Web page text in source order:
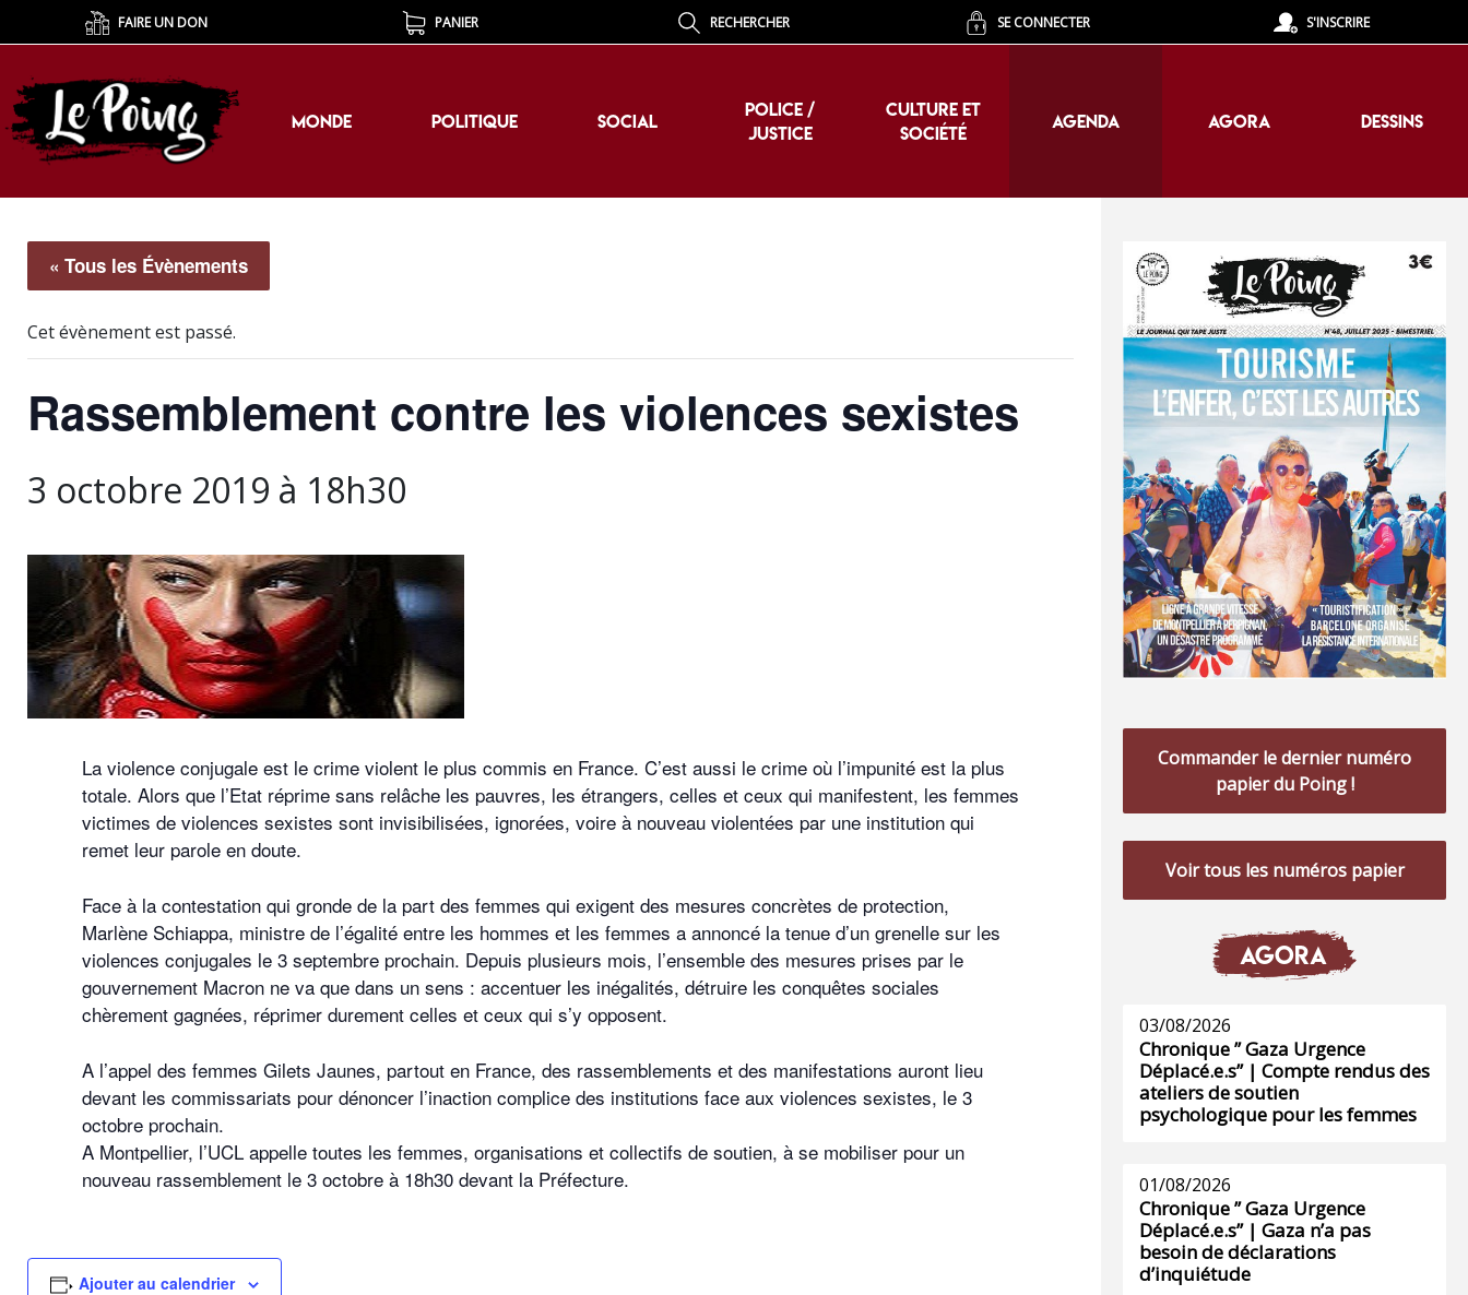
FAIRE UN DON PANIER RECHERCHER SE CONNECTER S'INSCRIRE
MONDE POLITIQUE SOCIAL
POLICE /
JUSTICE
CULTURE ET
SOCIÉTÉ
AGENDA AGORA DESSINS
MONDE POLITIQUE SOCIAL
POLICE /
JUSTICE
CULTURE ET
SOCIÉTÉ
AGENDA AGORA DESSINS
« Tous les Évènements
Cet évènement est passé.
Rassemblement contre les violences sexistes
3 octobre 2019 à 18h30
La violence conjugale est le crime violent le plus commis en France. C’est aussi le crime où l’impunité est la plus
totale. Alors que l’Etat réprime sans relâche les pauvres, les étrangers, celles et ceux qui manifestent, les femmes
victimes de violences sexistes sont invisibilisées, ignorées, voire à nouveau violentées par une institution qui
remet leur parole en doute.
Face à la contestation qui gronde de la part des femmes qui exigent des mesures concrètes de protection,
Marlène Schiappa, ministre de l’égalité entre les hommes et les femmes a annoncé la tenue d’un grenelle sur les
violences conjugales le 3 septembre prochain. Depuis plusieurs mois, l’ensemble des mesures prises par le
gouvernement Macron ne va que dans un sens : accentuer les inégalités, détruire les conquêtes sociales
chèrement gagnées, réprimer durement celles et ceux qui s’y opposent.
A l’appel des femmes Gilets Jaunes, partout en France, des rassemblements et des manifestations auront lieu
devant les commissariats pour dénoncer l’inaction complice des institutions face aux violences sexistes, le 3
octobre prochain.
A Montpellier, l’UCL appelle toutes les femmes, organisations et collectifs de soutien, à se mobiliser pour un
nouveau rassemblement le 3 octobre à 18h30 devant la Préfecture.
Ajouter au calendrier
Commander le dernier numéro
papier du Poing !
Voir tous les numéros papier
AGORA
03/08/2026
Chronique ” Gaza Urgence
Déplacé.e.s” | Compte rendus des
ateliers de soutien
psychologique pour les femmes
01/08/2026
Chronique ” Gaza Urgence
Déplacé.e.s” | Gaza n’a pas
besoin de déclarations
d’inquiétude